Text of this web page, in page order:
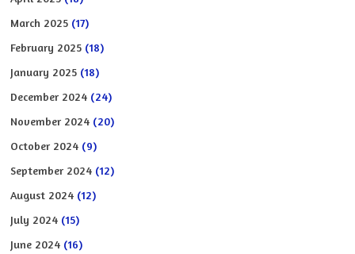
March 2025 (17)
February 2025 (18)
January 2025 (18)
December 2024 (24)
November 2024 (20)
October 2024 (9)
September 2024 (12)
August 2024 (12)
July 2024 (15)
June 2024 (16)